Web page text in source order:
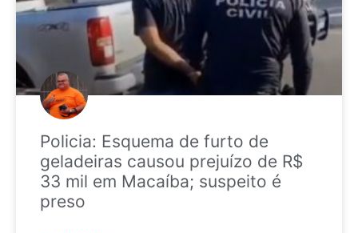
Policia: Esquema de furto de
geladeiras causou prejuízo de R$
33 mil em Macaíba; suspeito é
preso